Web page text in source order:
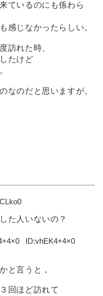
ているのにも係わら
感じなかったらしい。
訪れた時、
たけど
なのだと思いますが。
た人いないの？
vhEK4+4×0
と言うと，
回ほど訪れて